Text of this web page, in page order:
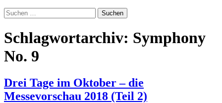
Suchen
nach:
Schlagwortarchiv: Symphony
No. 9
Drei Tage im Oktober – die
Messevorschau 2018 (Teil 2)